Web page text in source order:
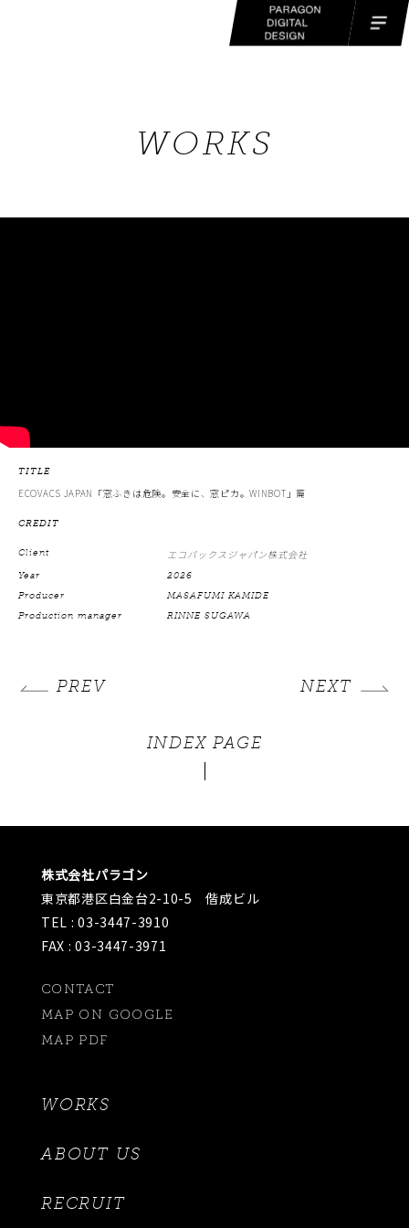
WORKS
TITLE
ECOVACS JAPAN「窓ふきは危険。安全に、窓ピカ。WINBOT」篇
CREDIT
Client
エコバックスジャパン株式会社
Year
2026
Producer
MASAFUMI KAMIDE
Production manager
RINNE SUGAWA
PREV NEXT
INDEX PAGE
株式会社パラゴン
東京都港区白金台2-10-5 偕成ビル
TEL : 03-3447-3910
FAX : 03-3447-3971
CONTACT
MAP ON GOOGLE
MAP PDF
WORKS
ABOUT US
RECRUIT